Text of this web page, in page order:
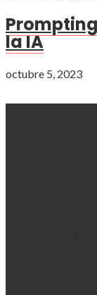
la IA
octubre 5, 2023